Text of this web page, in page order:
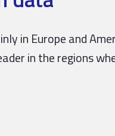
in Europe and
in the regions